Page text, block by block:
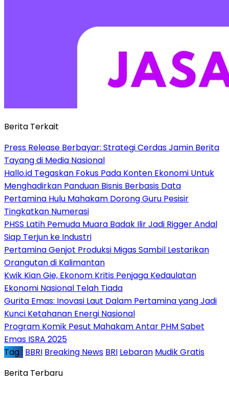
Berita Terkait
Press Release Berbayar: Strategi Cerdas Jamin Berita
Tayang di Media Nasional
Hallo.id Tegaskan Fokus Pada Konten Ekonomi Untuk
Menghadirkan Panduan Bisnis Berbasis Data
Pertamina Hulu Mahakam Dorong Guru Pesisir
Tingkatkan Numerasi
PHSS Latih Pemuda Muara Badak Ilir Jadi Rigger Andal
Siap Terjun ke Industri
Pertamina Genjot Produksi Migas Sambil Lestarikan
Orangutan di Kalimantan
Kwik Kian Gie, Ekonom Kritis Penjaga Kedaulatan
Ekonomi Nasional Telah Tiada
Gurita Emas: Inovasi Laut Dalam Pertamina yang Jadi
Kunci Ketahanan Energi Nasional
Program Komik Pesut Mahakam Antar PHM Sabet
Emas ISRA 2025
Tag : BBRI Breaking News BRI Lebaran Mudik Gratis
Berita Terbaru